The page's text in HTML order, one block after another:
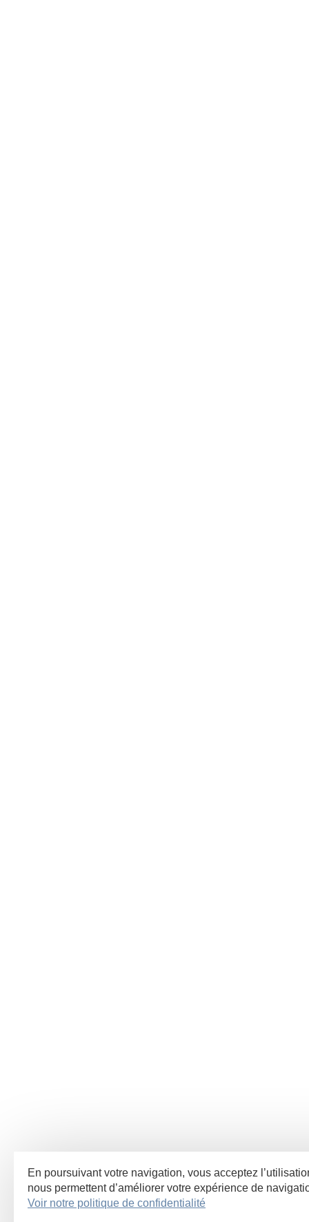
En poursuivant votre navigation, vous acceptez
nous permettent d’améliorer votre expérience de
Voir notre politique de confidentialité